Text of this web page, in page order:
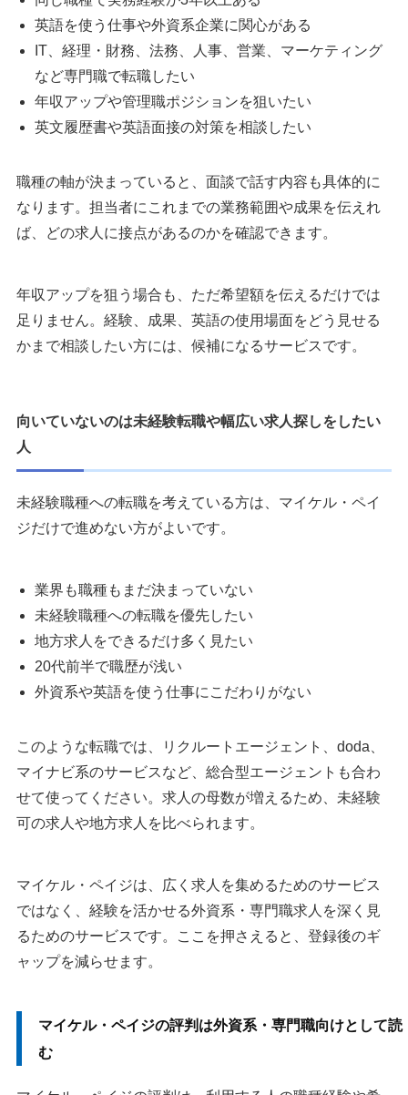
英語を使う仕事や外資系企業に関心がある
IT、経理・財務、法務、人事、営業、マーケティング
など専門職で転職したい
年収アップや管理職ポジションを狙いたい
英文履歴書や英語面接の対策を相談したい
職種の軸が決まっていると、面談で話す内容も具体的に
なります。担当者にこれまでの業務範囲や成果を伝えれ
ば、どの求人に接点があるのかを確認できます。
年収アップを狙う場合も、ただ希望額を伝えるだけでは
足りません。経験、成果、英語の使用場面をどう見せる
かまで相談したい方には、候補になるサービスです。
向いていないのは未経験転職や幅広い求人探しをしたい
人
未経験職種への転職を考えている方は、マイケル・ペイ
ジだけで進めない方がよいです。
業界も職種もまだ決まっていない
未経験職種への転職を優先したい
地方求人をできるだけ多く見たい
20代前半で職歴が浅い
外資系や英語を使う仕事にこだわりがない
このような転職では、リクルートエージェント、doda、
マイナビ系のサービスなど、総合型エージェントも合わ
せて使ってください。求人の母数が増えるため、未経験
可の求人や地方求人を比べられます。
マイケル・ペイジは、広く求人を集めるためのサービス
ではなく、経験を活かせる外資系・専門職求人を深く見
るためのサービスです。ここを押さえると、登録後のギ
ャップを減らせます。
マイケル・ペイジの評判は外資系・専門職向けとして読
む